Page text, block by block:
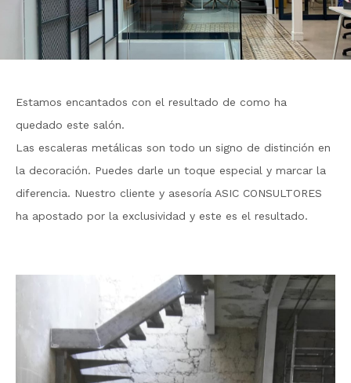
Estamos encantados con el resultado de como ha
quedado este salón.
Las escaleras metálicas son todo un signo de distinción en
la decoración. Puedes darle un toque especial y marcar la
diferencia. Nuestro cliente y asesoría ASIC CONSULTORES
ha apostado por la exclusividad y este es el resultado.